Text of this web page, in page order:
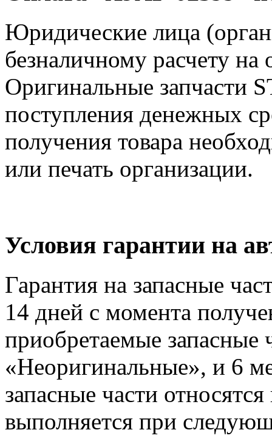
Юридические лица
безналичному расчету на
Оригинальные запчасти
поступления денежных
получения товара
или печать организации.
Условия гарантии на
Гарантия на запасные
14 дней с момента
приобретаемые запасные
«Неоригинальные», и 6
запасные части
выполняется при